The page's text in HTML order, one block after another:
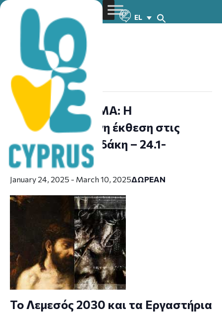
EL
« All Events
This event has passed.
ΑΘΕΑΤΟ ΒΛΕΜΜΑ: Η
πολυαναμενόμενη έκθεση στις
Αποθήκες Παπαδάκη – 24.1-
10.3.2025
January 24, 2025 - March 10, 2025ΔΩΡΕΆΝ
Το Λεμεσός 2030 και τα Εργαστήρια